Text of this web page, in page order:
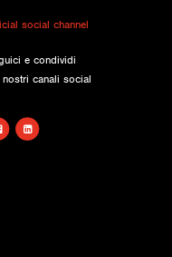
social channel
e condividi
canali social